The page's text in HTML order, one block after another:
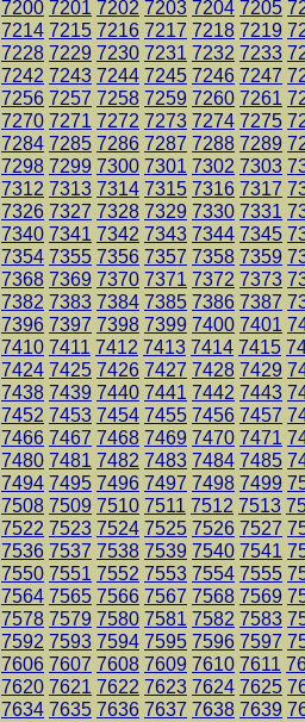
7200 7201 7202 7203 7204 7205
7214 7215 7216 7217 7218 7219
7228 7229 7230 7231 7232 7233
7242 7243 7244 7245 7246 7247
7256 7257 7258 7259 7260 7261
7270 7271 7272 7273 7274 7275
7284 7285 7286 7287 7288 7289
7298 7299 7300 7301 7302 7303
7312 7313 7314 7315 7316 7317
7326 7327 7328 7329 7330 7331
7340 7341 7342 7343 7344 7345
7354 7355 7356 7357 7358 7359
7368 7369 7370 7371 7372 7373
7382 7383 7384 7385 7386 7387
7396 7397 7398 7399 7400 7401
7410 7411 7412 7413 7414 7415
7424 7425 7426 7427 7428 7429
7438 7439 7440 7441 7442 7443
7452 7453 7454 7455 7456 7457
7466 7467 7468 7469 7470 7471
7480 7481 7482 7483 7484 7485
7494 7495 7496 7497 7498 7499
7508 7509 7510 7511 7512 7513
7522 7523 7524 7525 7526 7527
7536 7537 7538 7539 7540 7541
7550 7551 7552 7553 7554 7555
7564 7565 7566 7567 7568 7569
7578 7579 7580 7581 7582 7583
7592 7593 7594 7595 7596 7597
7606 7607 7608 7609 7610 7611
7620 7621 7622 7623 7624 7625
7634 7635 7636 7637 7638 7639